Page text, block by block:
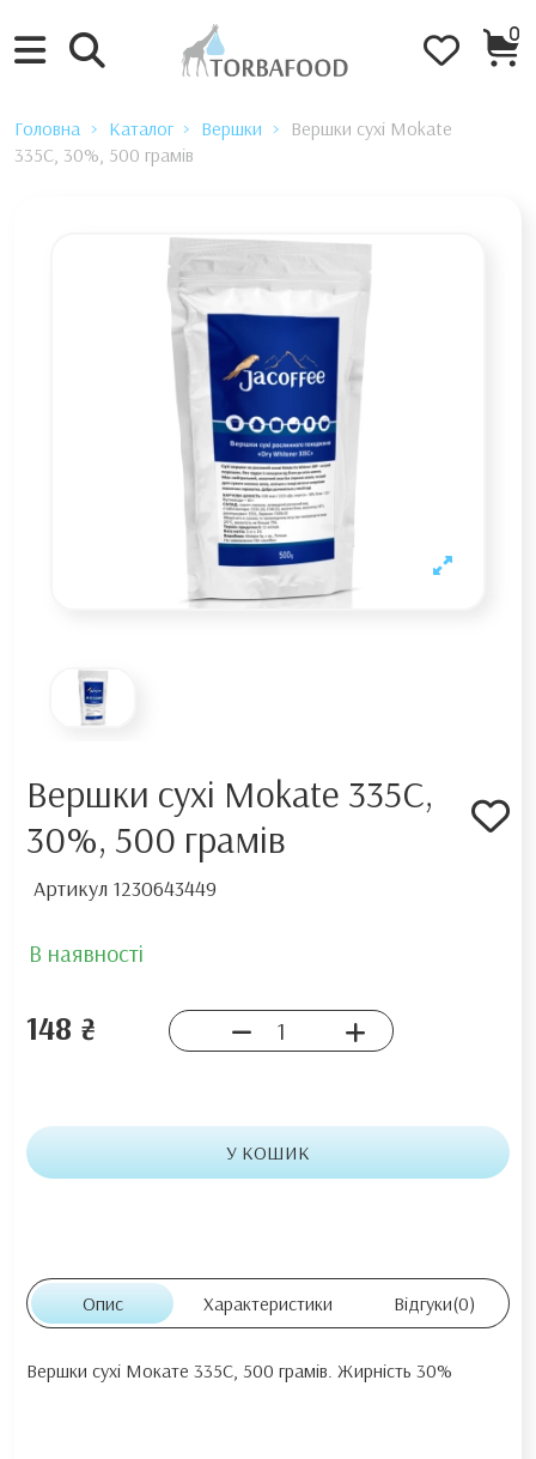
0
Головна Каталог Вершки
Вершки сухі Mokate
335C, 30%, 500 грамів
Вершки сухі Mokate 335C,
30%, 500 грамів
Артикул 1230643449
В наявності
148 ₴
У КОШИК
Опис Характеристики Відгуки(0)
Вершки сухі Мокате 335С, 500 грамів. Жирність 30%